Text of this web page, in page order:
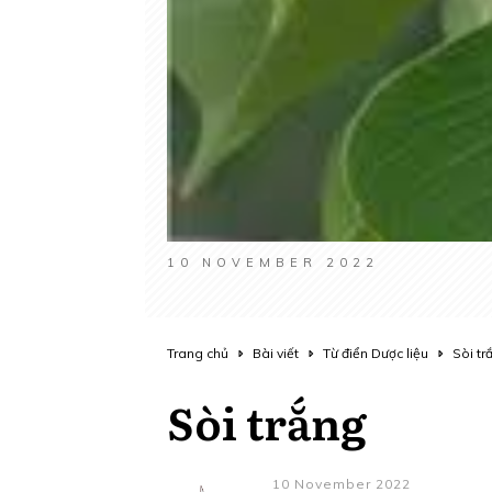
10 NOVEMBER 2022
Trang chủ Bài viết Từ điển Dược liệu Sòi
Sòi trắng
10 November 2022